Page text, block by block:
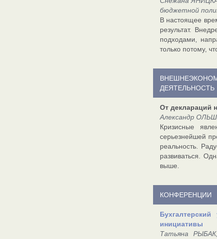
бюджетной
В настоящее
результат.
подходами,
только потому,
ДЕЯТЕЛЬНОСТЬ
От деклараций
Александр
Кризисные
серьезнейшей
реальность.
развиваться.
выше.
КОНФЕРЕНЦИИ
инициативы
Татьяна